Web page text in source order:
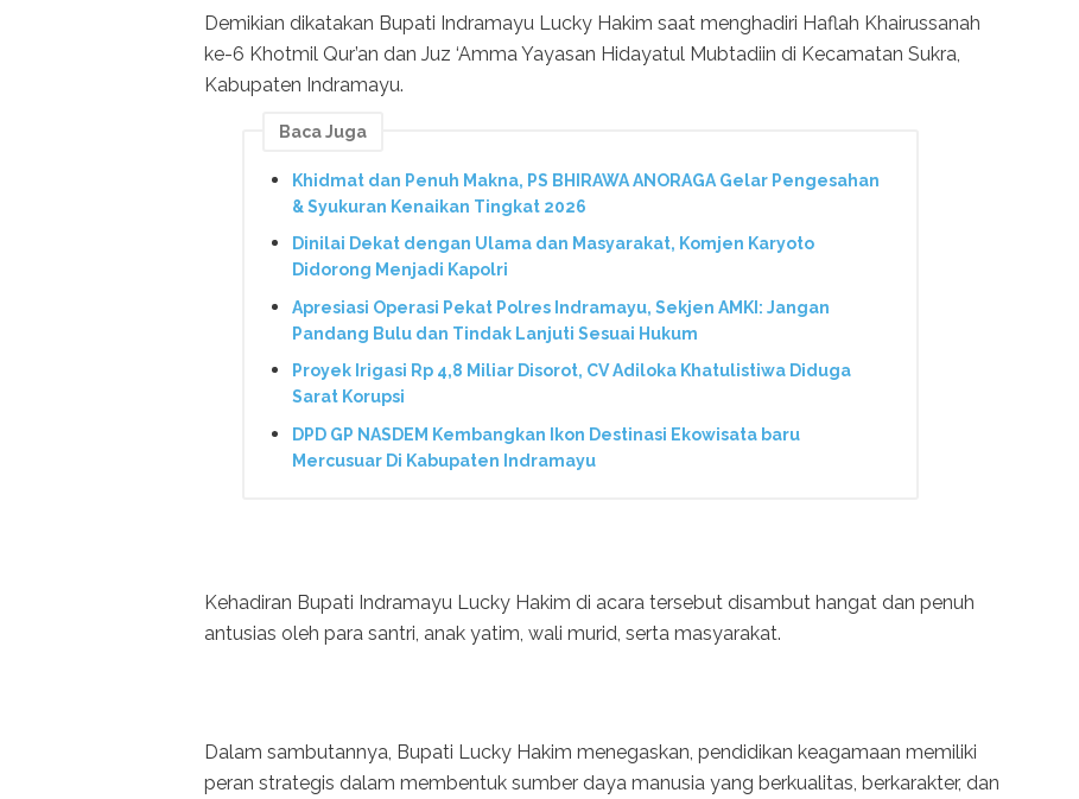
Demikian dikatakan Bupati Indramayu Lucky Hakim saat menghadiri Haflah Khairussanah
ke-6 Khotmil Qur’an dan Juz ‘Amma Yayasan Hidayatul Mubtadiin di Kecamatan Sukra,
Kabupaten Indramayu.
Baca Juga
Khidmat dan Penuh Makna, PS BHIRAWA ANORAGA Gelar Pengesahan
& Syukuran Kenaikan Tingkat 2026
Dinilai Dekat dengan Ulama dan Masyarakat, Komjen Karyoto
Didorong Menjadi Kapolri
Apresiasi Operasi Pekat Polres Indramayu, Sekjen AMKI: Jangan
Pandang Bulu dan Tindak Lanjuti Sesuai Hukum
Proyek Irigasi Rp 4,8 Miliar Disorot, CV Adiloka Khatulistiwa Diduga
Sarat Korupsi
DPD GP NASDEM Kembangkan Ikon Destinasi Ekowisata baru
Mercusuar Di Kabupaten Indramayu
Kehadiran Bupati Indramayu Lucky Hakim di acara tersebut disambut hangat dan penuh
antusias oleh para santri, anak yatim, wali murid, serta masyarakat.
Dalam sambutannya, Bupati Lucky Hakim menegaskan, pendidikan keagamaan memiliki
peran strategis dalam membentuk sumber daya manusia yang berkualitas, berkarakter, dan